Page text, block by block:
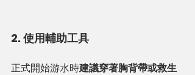
2. 使用輔助工具
正式開始游水時建議穿著胸背帶或救生